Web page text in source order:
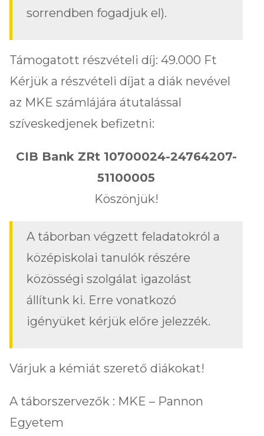
sorrendben fogadjuk el).
Támogatott részvételi díj: 49.000 Ft
Kérjük a részvételi díjat a diák nevével
az MKE számlájára átutalással
szíveskedjenek befizetni:
CIB Bank ZRt 10700024-24764207-
51100005
Köszönjük!
A táborban végzett feladatokról a
középiskolai tanulók részére
közösségi szolgálat igazolást
állítunk ki. Erre vonatkozó
igényüket kérjük előre jelezzék.
Várjuk a kémiát szerető diákokat!
A táborszervezők : MKE – Pannon
Egyetem